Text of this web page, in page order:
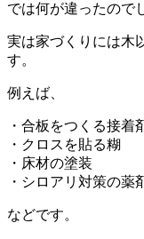
では何が違ったので
実は家づくりには木
す。
例えば、
・合板をつくる接着
・クロスを貼る糊
・床材の塗装
・シロアリ対策の薬
などです。